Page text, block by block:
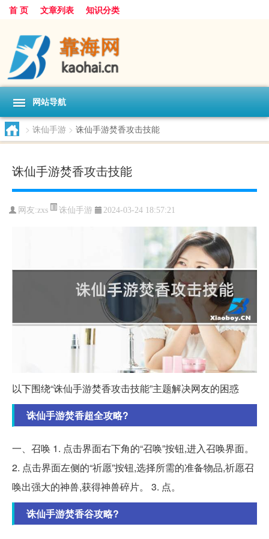
首 页 文章列表 知识分类
网站导航
> 诛仙手游 > 诛仙手游焚香攻击技能
诛仙手游焚香攻击技能
网友:zxs 诛仙手游 2024-03-24 18:57:21
以下围绕“诛仙手游焚香攻击技能”主题解决网友的困惑
诛仙手游焚香超全攻略?
一、召唤 1. 点击界面右下角的“召唤”按钮,进入召唤界面。
2. 点击界面左侧的“祈愿”按钮,选择所需的准备物品,祈愿召
唤出强大的神兽,获得神兽碎片。 3. 点。
诛仙手游焚香谷攻略?